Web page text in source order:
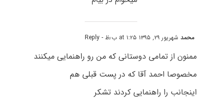
محمدشهریور ۲۹, ۱۳۹۵ at ۱:۲۵ ب٫ظ - Reply
ممنون از تمامی دوستانی که من رو راهنمایی میکنند
مخصوصا احمد آقا که در پست قبلی هم
اینجانب را راهنمایی کردند تشکر